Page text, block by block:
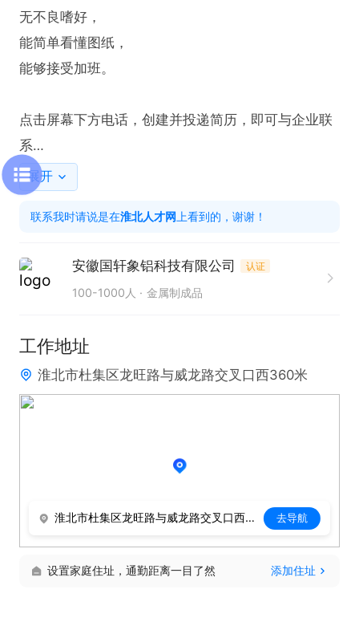
无不良嗜好，
能简单看懂图纸，
能够接受加班。
点击屏幕下方电话，创建并投递简历，即可与企业联
系
联系时请说是在淮北人才网看到的~
展开
联系我时请说是在淮北人才网 上看到的，谢谢！
安徽国轩象铝科技有限公司 认证
100-1000人 金属制成品
工作地址
淮北市杜集区龙旺路与威龙路交叉口西360米
淮北市杜集区龙旺路与威龙路交叉口西360米 去导航
设置家庭住址，通勤距离一目了然 添加住址